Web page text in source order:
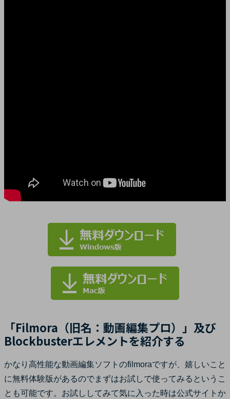
「Filmora（旧名：動画編集プロ）」及び
Blockbusterエレメントを紹介する
かなり高性能な動画編集ソフトのfilmoraですが、嬉しいこと
に無料体験版があるのでまずはお試しで使ってみるというこ
とも可能です。お試ししてみて気に入った時は公式サイトか